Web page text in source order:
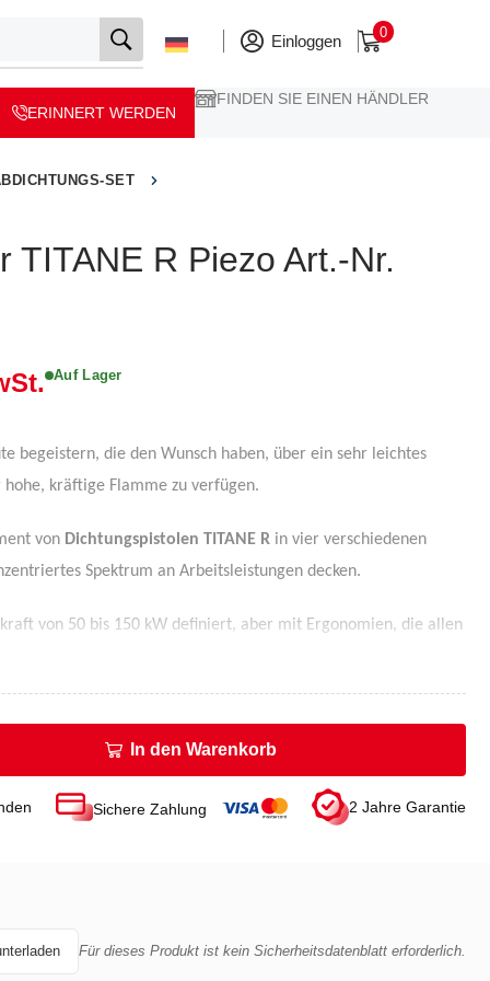
Einloggen 0
ERINNERT WERDEN
FINDEN SIE EINEN HÄNDLER
SET
TITANE R Piezo Art.-Nr.
Auf Lager
begeistern, die den Wunsch haben, über ein sehr leichtes
kräftige Flamme zu verfügen.
von Dichtungspistolen TITANE R in vier verschiedenen
Spektrum an Arbeitsleistungen decken.
von 50 bis 150 kW definiert, aber mit Ergonomien, die allen
In den Warenkorb
Sichere Zahlung 2 Jahre Garantie
Für dieses Produkt ist kein Sicherheitsdatenblatt erforderlich.